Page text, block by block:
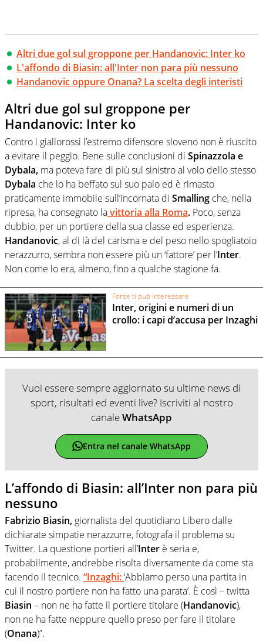
Altri due gol sul groppone per Handanovic: Inter ko
L'affondo di Biasin: all'Inter non para più nessuno
Handanovic oppure Onana? La scelta degli interisti
Altri due gol sul groppone per
Handanovic: Inter ko
Contro i giallorossi l’estremo difensore sloveno non è riuscito
a evitare il peggio. Bene sulle conclusioni di Spinazzola e
Dybala, ma poteva fare di più sul sinistro al volo dello stesso
Dybala che lo ha beffato sul suo palo ed è rimasto
praticamente immobile sull’incornata di Smalling che, nella
ripresa, ha consegnato lavittoria alla Roma. Poco, senza
dubbio, per un portiere della sua classe ed esperienza.
Handanovic, al di là del carisma e del peso nello spogliatoio
nerazzurro, sembra non essere più un ‘fattore’ per l’Inter.
Non come lo era, almeno, fino a qualche stagione fa.
Forse ti può interessare
Inter, origini e numeri di un
crollo: i capi d’accusa per Inzaghi
Vuoi essere sempre aggiornato su ultime news di
sport, risultati ed eventi live? Iscriviti al nostro
canaleWhatsApp
Entra nel canale WhatsApp
L’affondo di Biasin: all’Inter non para più
nessuno
Fabrizio Biasin, giornalista del quotidiano Libero dalle
dichiarate simpatie nerazzurre, fotografa il problema su
Twitter. La questione portieri all’Inter è seria e,
probabilmente, andrebbe risolta diversamente da come sta
facendo il tecnico. “Inzaghi:‘Abbiamo perso una partita in
cui il nostro portiere non ha fatto una parata’. È così – twitta
Biasin – non ne ha fatte il portiere titolare (Handanovic),
non ne ha fatte neppure quello preso per fare il titolare
(Onana)”.